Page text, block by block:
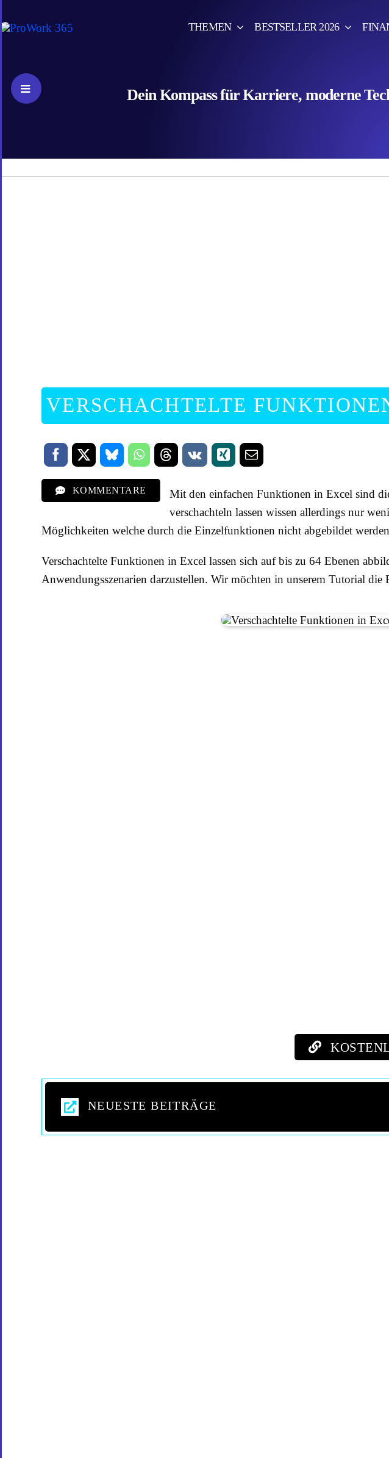
to
THEMEN BESTSELLER 2026
Dein Kompass für Karriere, moderne
VERSCHACHTELTE
KOMMENTARE
Mit den einfachen Funktionen in Excel sind
verschachteln lassen wissen allerdings nur
Möglichkeiten welche durch die Einzelfunktionen nicht abgebildet
Verschachtelte Funktionen in Excel lassen sich auf bis zu 64 Ebenen
Anwendungsszenarien darzustellen. Wir möchten in unserem Tutorial
NEUESTE BEITRÄGE
Toggle
Sliding